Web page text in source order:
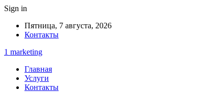
Sign in
Пятница, 7 августа, 2026
Контакты
1 marketing
Главная
Услуги
Контакты